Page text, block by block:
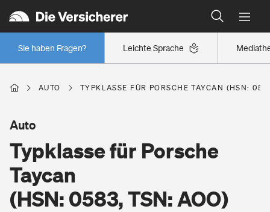
Leichte Sprache
Sie haben Fragen?
Wer versichert was: Jetzt Versicherer finden
Regionalklassen: So ist Ihre Region eingestuft
Wer versichert was: Jetzt Versicherer finden
Berufsunfähigkeitsversicherung
Erwerbsunfähigkeitsversicherung
Wohnen
Wohngebäudeversicherung
AUTO TYPKLASSE FÜR PORSCHE TAYCAN (HSN:
Typklasse für Porsche
Taycan
(HSN: 0583, TSN: AOO)
Auto